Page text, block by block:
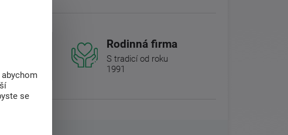
Rodinná firma
S tradicí od roku
1991
se